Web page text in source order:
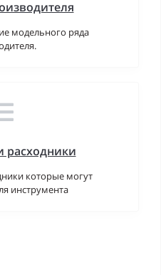
модельного ряда
расходники
которые могут
инструмента